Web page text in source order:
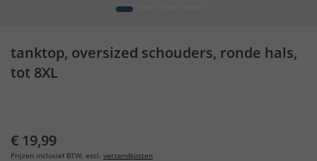
1
tanktop, oversized schouders, ronde hals,
tot 8XL
€ 19,99
Prijzen inclusief BTW, excl. verzendkosten